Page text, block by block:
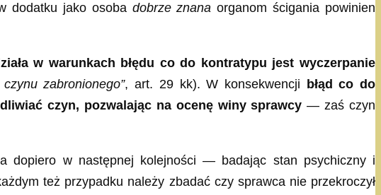
dodatku jako osoba dobrze znanaorganom ścigania powinien
w warunkach błędu co do kontratypu jest wyczerpanie
zabronionego”, art. 29 kk). W konsekwencji
błąd co do
czyn, pozwalając na ocenę winy sprawcy — zaś czyn
dopiero w następnej kolejności — badając stan psychiczny i
też przypadku należy zbadać czy sprawca nie przekroczył